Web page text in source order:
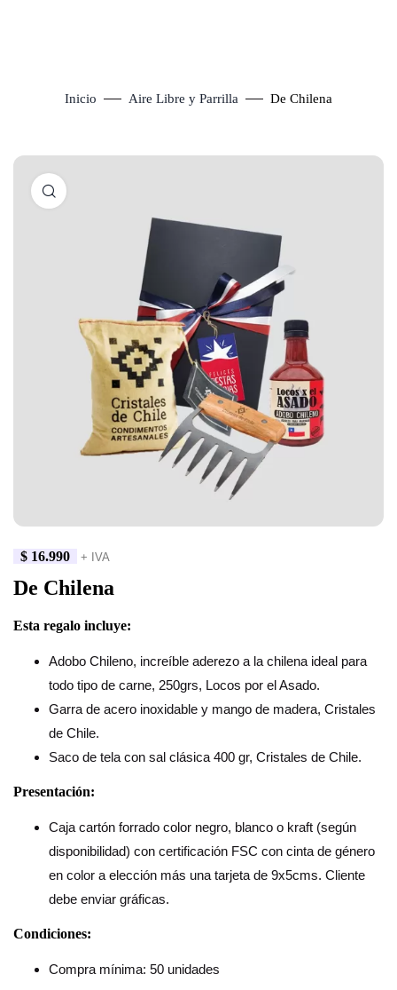
Inicio Aire Libre y Parrilla De Chilena
$ 16.990 + IVA
De Chilena
Esta regalo incluye:
Adobo Chileno, increíble aderezo a la chilena ideal para
todo tipo de carne, 250grs, Locos por el Asado.
Garra de acero inoxidable y mango de madera, Cristales
de Chile.
Saco de tela con sal clásica 400 gr, Cristales de Chile.
Presentación:
Caja cartón forrado color negro, blanco o kraft (según
disponibilidad) con certificación FSC con cinta de género
en color a elección más una tarjeta de 9x5cms. Cliente
debe enviar gráficas.
Condiciones:
Compra mínima: 50 unidades